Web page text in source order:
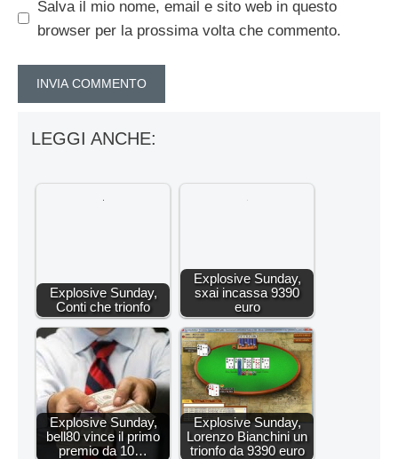
Salva il mio nome, email e sito web in questo
browser per la prossima volta che commento.
LEGGI ANCHE:
Explosive Sunday,
Conti che trionfo
Explosive Sunday,
sxai incassa 9390
euro
Explosive Sunday,
bell80 vince il primo
premio da 10…
Explosive Sunday,
Lorenzo Bianchini un
trionfo da 9390 euro